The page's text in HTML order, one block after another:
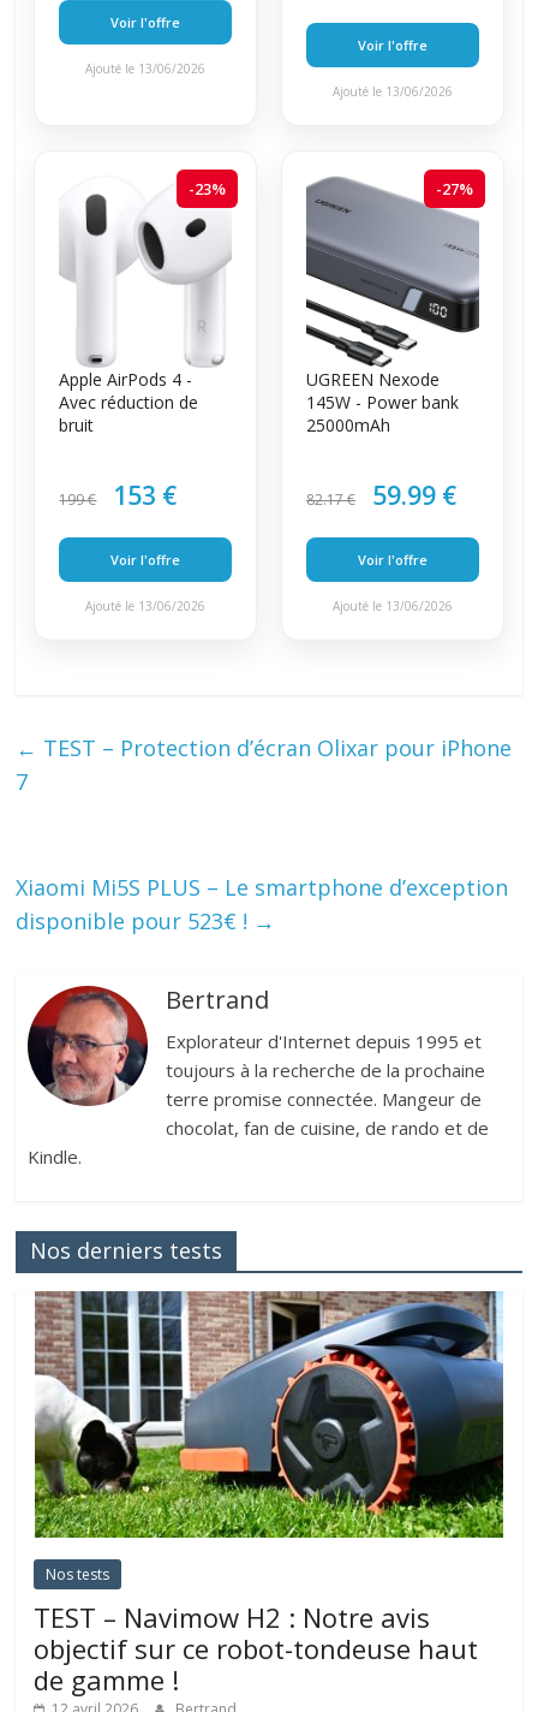
Voir l'offre
Ajouté le 13/06/2026
Voir l'offre
Ajouté le 13/06/2026
-23%
Apple AirPods 4 -
Avec réduction de
bruit
199 € 153 €
Voir l'offre
Ajouté le 13/06/2026
-27%
UGREEN Nexode
145W - Power bank
25000mAh
82.17 € 59.99 €
Voir l'offre
Ajouté le 13/06/2026
← TEST – Protection d’écran Olixar pour iPhone
7
Xiaomi Mi5S PLUS – Le smartphone d’exception
disponible pour 523€ ! →
Bertrand
Explorateur d'Internet depuis 1995 et
toujours à la recherche de la prochaine
terre promise connectée. Mangeur de
chocolat, fan de cuisine, de rando et de
Kindle.
Nos derniers tests
Nos tests
TEST – Navimow H2 : Notre avis
objectif sur ce robot-tondeuse haut
de gamme !